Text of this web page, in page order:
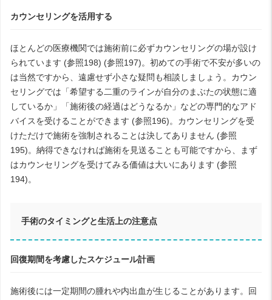
カウンセリングを活用する
ほとんどの医療機関では施術前に必ずカウンセリングの場が設け
られています (参照198) (参照197)。初めての手術で不安が多いの
は当然ですから、遠慮せず小さな疑問も相談しましょう。カウン
セリングでは「希望する二重のラインが自分のまぶたの状態に適
しているか」「施術後の経過はどうなるか」などの専門的なアド
バイスを受けることができます (参照196)。カウンセリングを受
けただけで施術を強制されることは決してありません (参照
195)。納得できなければ施術を見送ることも可能ですから、まず
はカウンセリングを受けてみる価値は大いにあります (参照
194)。
手術のタイミングと生活上の注意点
回復期間を考慮したスケジュール計画
施術後には一定期間の腫れや内出血が生じることがあります。回